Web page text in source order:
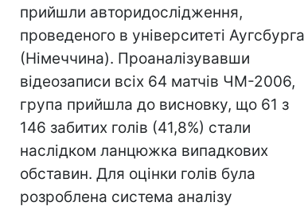
прийшли авторидослідження,
проведеного в університеті Аугсбурга
(Німеччина). Проаналізувавши
відеозаписи всіх 64 матчів ЧМ-2006,
група прийшла до висновку, що 61 з
146 забитих голів (41,8%) стали
наслідком ланцюжка випадкових
обставин. Для оцінки голів була
розроблена система аналізу